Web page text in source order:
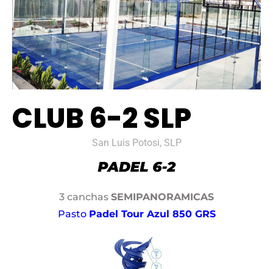
CLUB 6-2 SLP
San Luis Potosi, SLP
3 canchas SEMIPANORAMICAS
Pasto Padel Tour Azul 850 GRS